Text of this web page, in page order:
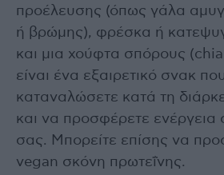
προέλευσης (όπως γάλα
ή βρώμης), φρέσκα ή
και μια χούφτα σπόρους
είναι ένα εξαιρετικό σνακ
καταναλώσετε κατά τη
και να προσφέρετε ενέργεια
σας. Μπορείτε επίσης να
vegan σκόνη πρωτεΐνης.